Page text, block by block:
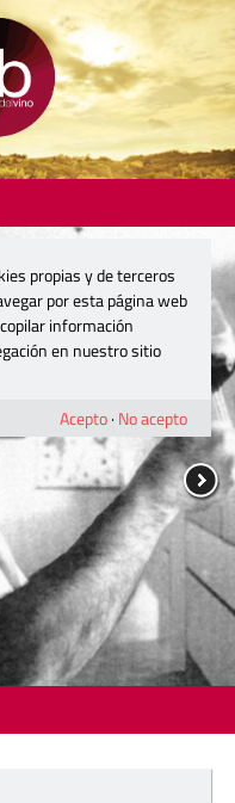
propias y de terceros
por esta página web
información
en nuestro sitio
Acepto· No acepto